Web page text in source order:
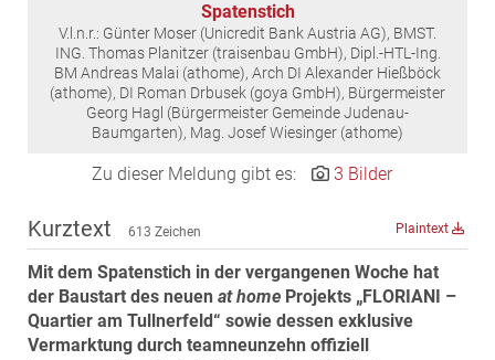
HARING Group + WINEGG Realitäten
HNP architects
IG Immobilien
IMMOcontract
KOBAN SÜDVERS
MST Muhr
ÖKO-Wohnbau
PAYUCA
Raiffeisen Property Holding International
Spatenstich
V.l.n.r.: Günter Moser (Unicredit Bank Austria AG), BMST.
ING. Thomas Planitzer (traisenbau GmbH), Dipl.-HTL-Ing.
BM Andreas Malai (athome), Arch DI Alexander Hießböck
(athome), DI Roman Drbusek (goya GmbH), Bürgermeister
Georg Hagl (Bürgermeister Gemeinde Judenau-
Baumgarten), Mag. Josef Wiesinger (athome)
Zu dieser Meldung gibt es: 3 Bilder
Kurztext 613 Zeichen Plaintext
Mit dem Spatenstich in der vergangenen Woche hat
der Baustart des neuen at home Projekts „FLORIANI –
Quartier am Tullnerfeld“ sowie dessen exklusive
Vermarktung durch teamneunzehn offiziell